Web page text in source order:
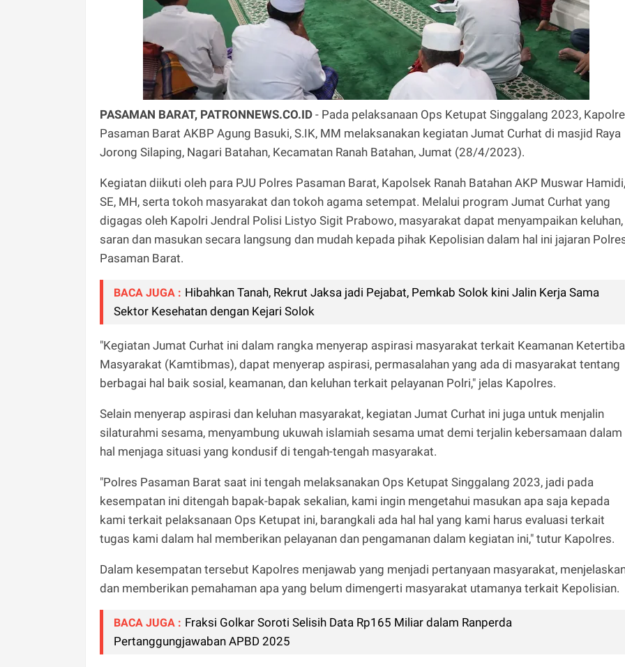
PASAMAN BARAT, PATRONNEWS.CO.ID - Pada pelaksanaan Ops Ketupat Singgalang 2023,
Pasaman Barat AKBP Agung Basuki, S.IK, MM melaksanakan kegiatan Jumat Curhat di masjid Raya
Jorong Silaping, Nagari Batahan, Kecamatan Ranah Batahan, Jumat (28/4/2023).
Kegiatan diikuti oleh para PJU Polres Pasaman Barat, Kapolsek Ranah Batahan AKP Muswar Hamidi,
SE, MH, serta tokoh masyarakat dan tokoh agama setempat. Melalui program Jumat Curhat yang
digagas oleh Kapolri Jendral Polisi Listyo Sigit Prabowo, masyarakat dapat menyampaikan keluhan,
saran dan masukan secara langsung dan mudah kepada pihak Kepolisian dalam hal ini jajaran
Pasaman Barat.
BACA JUGA : Hibahkan Tanah, Rekrut Jaksa jadi Pejabat, Pemkab Solok kini Jalin Kerja Sama
Sektor Kesehatan dengan Kejari Solok
"Kegiatan Jumat Curhat ini dalam rangka menyerap aspirasi masyarakat terkait Keamanan
Masyarakat (Kamtibmas), dapat menyerap aspirasi, permasalahan yang ada di masyarakat tentang
berbagai hal baik sosial, keamanan, dan keluhan terkait pelayanan Polri," jelas Kapolres.
Selain menyerap aspirasi dan keluhan masyarakat, kegiatan Jumat Curhat ini juga untuk menjalin
silaturahmi sesama, menyambung ukuwah islamiah sesama umat demi terjalin kebersamaan dalam
hal menjaga situasi yang kondusif di tengah-tengah masyarakat.
"Polres Pasaman Barat saat ini tengah melaksanakan Ops Ketupat Singgalang 2023, jadi pada
kesempatan ini ditengah bapak-bapak sekalian, kami ingin mengetahui masukan apa saja kepada
kami terkait pelaksanaan Ops Ketupat ini, barangkali ada hal hal yang kami harus evaluasi terkait
tugas kami dalam hal memberikan pelayanan dan pengamanan dalam kegiatan ini," tutur Kapolres.
Dalam kesempatan tersebut Kapolres menjawab yang menjadi pertanyaan masyarakat,
dan memberikan pemahaman apa yang belum dimengerti masyarakat utamanya terkait Kepolisian.
BACA JUGA : Fraksi Golkar Soroti Selisih Data Rp165 Miliar dalam Ranperda
Pertanggungjawaban APBD 2025